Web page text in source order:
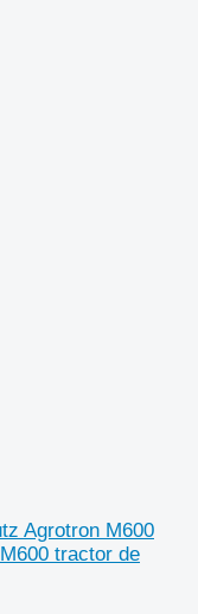
Agrotron M600
tractor de